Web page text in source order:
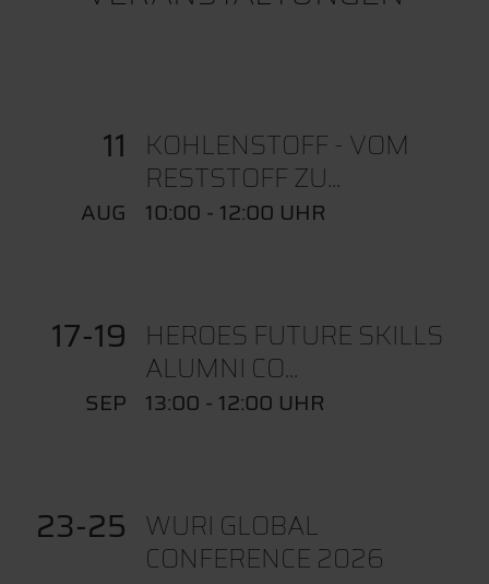
11 KOHLENSTOFF - VOM
RESTSTOFF ZU...
AUG 10:00 - 12:00 UHR
17 19 HEROES FUTURE SKILLS
ALUMNI CO...
SEP 13:00 - 12:00 UHR
23 25 WURI GLOBAL
CONFERENCE 2026